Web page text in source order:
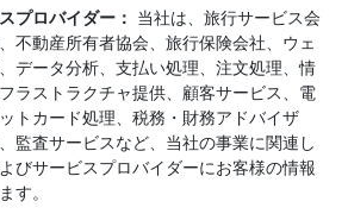
プロバイダー： 当社は、旅行サービス会
不動産所有者協会、旅行保険会社、ウェ
データ分析、支払い処理、注文処理、情
ラストラクチャ提供、顧客サービス、電
トカード処理、税務・財務アドバイザ
監査サービスなど、当社の事業に関連し
びサービスプロバイダーにお客様の情報
す。